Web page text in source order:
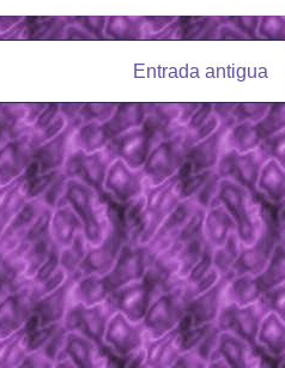
Entrada antigua